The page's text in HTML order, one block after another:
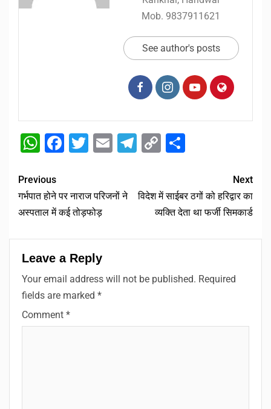
Mob. 9837911621
See author's posts
WhatsApp
Facebook
Twitter
EmailTelegram
Copy
Previous
गर्भपात होने पर नाराज परिजनों ने
अस्पताल में कई तोड़फोड़
Next
विदेश में साईबर ठगों को हरिद्वार का
व्यक्ति देता था फर्जी सिमकार्ड
Leave a Reply
Your email address will not be published. Required
fields are marked *
Comment *